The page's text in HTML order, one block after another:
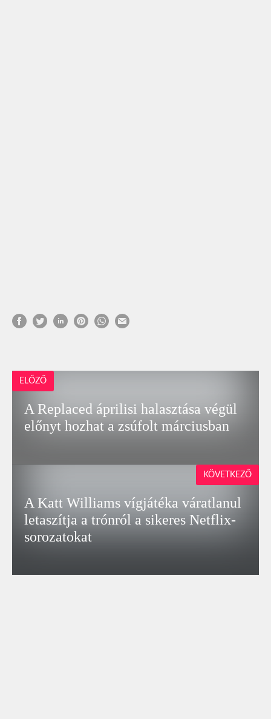
ELŐZŐ
A Replaced áprilisi halasztása végül
előnyt hozhat a zsúfolt márciusban
A Katt Williams vígjátéka váratlanul
letaszítja a trónról a sikeres Netflix-
sorozatokat
KÖVETKEZŐ